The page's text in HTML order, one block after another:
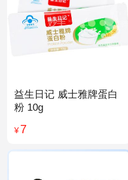
益生日记 威士雅牌蛋白
粉 10g
¥7